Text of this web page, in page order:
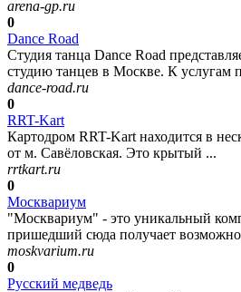
arena-gp.ru
0
Dance Road
Студия танца Dance Road
студию танцев в Москве. К услугам
dance-road.ru
0
RRT-Kart
Картодром RRT-Kart находится в
от м. Савёловская. Это крытый ...
rrtkart.ru
0
Москвариум
"Москвариум" - это уникальный
пришедший сюда получает
moskvarium.ru
0
Русский медведь